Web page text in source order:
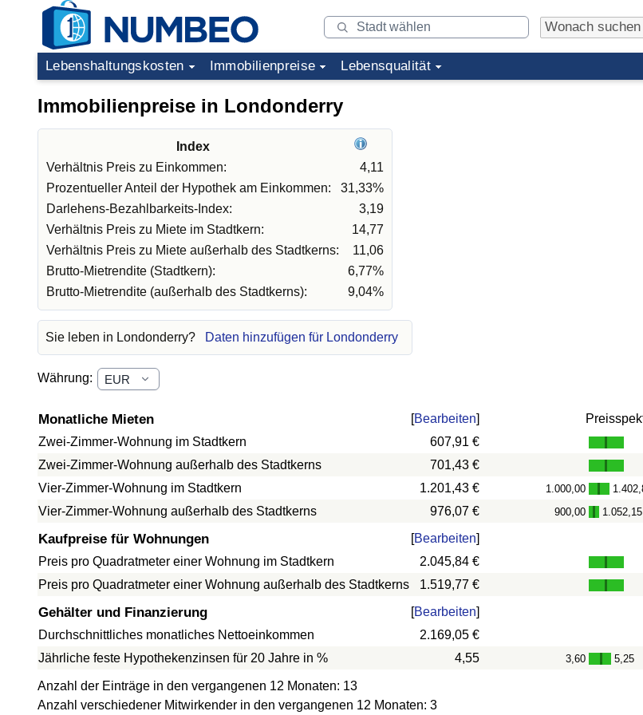
Lebenshaltungskosten Immobilienpreise Lebensqualität
Immobilienpreise in Londonderry
Index
Verhältnis Preis zu Einkommen:
4,11
Prozentueller Anteil der Hypothek am Einkommen:
31,33%
Darlehens-Bezahlbarkeits-Index:
3,19
Verhältnis Preis zu Miete im Stadtkern:
14,77
Verhältnis Preis zu Miete außerhalb des Stadtkerns:
11,06
Brutto-Mietrendite (Stadtkern):
6,77%
Brutto-Mietrendite (außerhalb des Stadtkerns):
9,04%
Sie leben in Londonderry? Daten hinzufügen für Londonderry
Währung:
Monatliche Mieten [Bearbeiten]
Zwei-Zimmer-Wohnung im Stadtkern
607,91 €
Zwei-Zimmer-Wohnung außerhalb des Stadtkerns
701,43 €
Vier-Zimmer-Wohnung im Stadtkern
1.201,43 € 1.000,00 -
Vier-Zimmer-Wohnung außerhalb des Stadtkerns 976,07 € 900,00 - 1.052,15
Kaufpreise für Wohnungen [Bearbeiten]
Preis pro Quadratmeter einer Wohnung im Stadtkern
2.045,84 €
Preis pro Quadratmeter einer Wohnung außerhalb des Stadtkerns
1.519,77 €
Gehälter und Finanzierung [Bearbeiten]
Durchschnittliches monatliches Nettoeinkommen
2.169,05 €
Jährliche feste Hypothekenzinsen für 20 Jahre in %
4,55 3,60 - 5,25
Anzahl der Einträge in den vergangenen 12 Monaten: 13
Anzahl verschiedener Mitwirkender in den vergangenen 12 Monaten: 3